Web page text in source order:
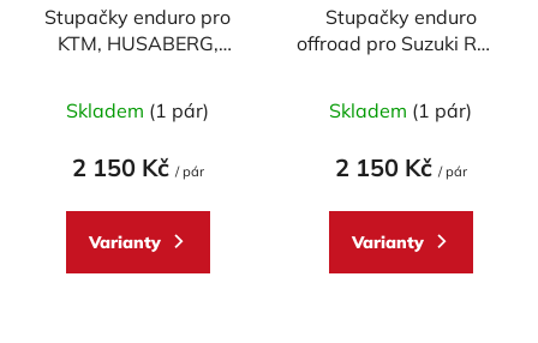
Stupačky enduro pro
KTM, HUSABERG,
hodnocení
produktu
5,0
z
Skladem (1 pár)
2 150 Kč / pár
Varianty
Stupačky enduro
offroad pro Suzuki RMZ
Skladem (1 pár)
2 150 Kč / pár
Varianty